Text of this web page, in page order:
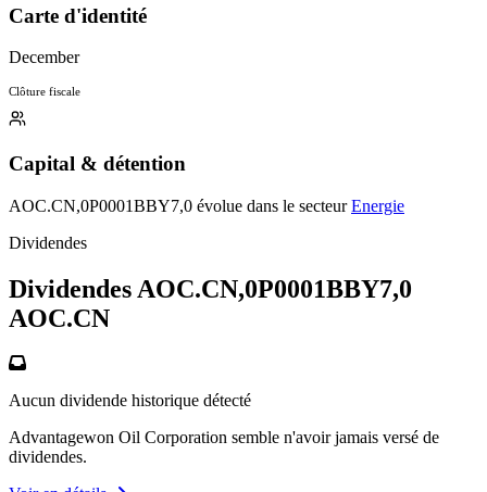
Carte d'identité
December
Clôture fiscale
Capital & détention
AOC.CN,0P0001BBY7,0 évolue dans le secteurEnergie
Dividendes
Dividendes AOC.CN,0P0001BBY7,0
AOC.CN
Aucun dividende historique détecté
Advantagewon Oil Corporation semble n'avoir jamais versé de
dividendes.